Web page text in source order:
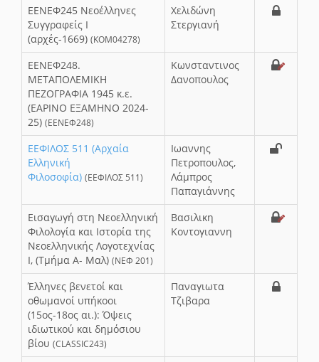
ΕΕΝΕΦ245 Νεοέλληνες
Συγγραφείς Ι
(αρχές-1669) (KOM04278)
Χελιδώνη
Στεργιανή
ΕΕΝΕΦ248.
ΜΕΤΑΠΟΛΕΜΙΚΗ
ΠΕΖΟΓΡΑΦΙΑ 1945 κ.ε.
(ΕΑΡΙΝΟ ΕΞΑΜΗΝΟ 2024-
25) (ΕΕΝΕΦ248)
Κωνσταντινος
Δανοπουλος
ΕΕΦΙΛΟΣ 511 (Αρχαία
Ελληνική
Φιλοσοφία) (ΕΕΦΙΛΟΣ 511)
Ιωαννης
Πετροπουλος,
Λάμπρος
Παπαγιάννης
Εισαγωγή στη Νεοελληνική
Φιλολογία και Ιστορία της
Νεοελληνικής Λογοτεχνίας
Ι, (Τμήμα Α- Μαλ) (ΝΕΦ 201)
Βασιλικη
Κοντογιαννη
Έλληνες βενετοί και
οθωμανοί υπήκοοι
(15ος-18ος αι.): Όψεις
ιδιωτικού και δημόσιου
βίου (CLASSIC243)
Παναγιωτα
Τζιβαρα